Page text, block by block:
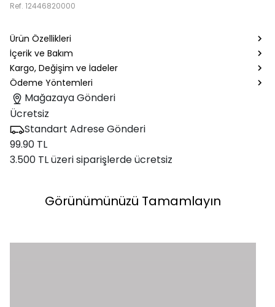
Ref. 12446820000
Ürün Özellikleri
İçerik ve Bakım
Kargo, Değişim ve İadeler
Ödeme Yöntemleri
Mağazaya Gönderi
Ücretsiz
Standart Adrese Gönderi
99.90 TL
3.500 TL üzeri siparişlerde ücretsiz
Görünümünüzü Tamamlayın